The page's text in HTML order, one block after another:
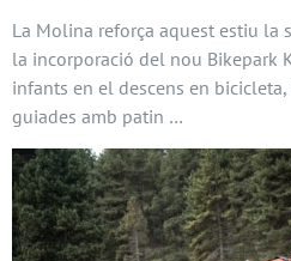
La Molina reforça aquest estiu la
la incorporació del nou Bikepark
infants en el descens en
guiades amb patin …